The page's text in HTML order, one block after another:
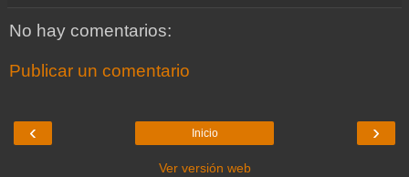
No hay comentarios:
Publicar un comentario
‹ ›
Inicio
Ver versión web